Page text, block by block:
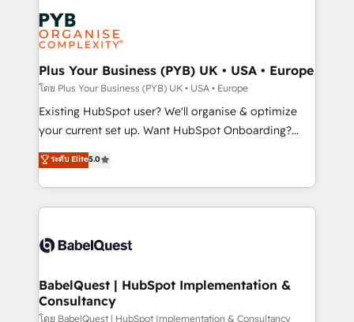
expertise to deliver the solutions you need.
Marketing, Answer Engine Optimisation, and
Generative Engine Optimisation (AI Search),
HubSpot Content Hub, WordPress development,
B2B SEO, paid media, and content. We work with
enterprise and growth-led companies across
technology, professional services, financial services
and industrial sectors. Offices in Johannesburg, Cape
implementations delivered. AI visibility coverage
across ChatGPT, Claude, Perplexity, Gemini and
Innovation HubSpot Impact Award - Platform
Migration Excellence HubSpot Impact Award -
professionals.
Plus Your Business (PYB) UK • USA • Europe
โดย Plus Your Business (PYB) UK • USA • Europe
Existing HubSpot user? We'll organise & optimize
your current set up. Want HubSpot Onboarding?
We'll customise your CRM & automate your business
processes. Welcome to our Profile! We can help
with... • CRM implementation, reports & workflows,
and team training • CRM migration: Salesforce,
Custom API integrations & ERP systems inc. SAP and
super skilled members) • 150+ Clients for Sales Hub,
Marketing Hub, Service Hub, Data Hub and Website
ระดับ Elite5.0
BabelQuest | HubSpot Implementation &
Consultancy
โดย BabelQuest | HubSpot Implementation & Consultancy